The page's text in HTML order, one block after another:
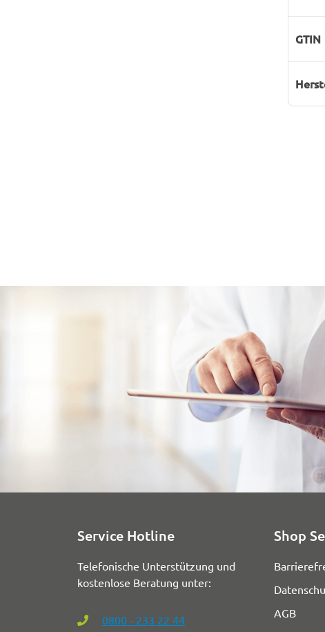
GTIN
Service Hotline
Telefonische Unterstützung und
kostenlose Beratung unter:
0800 - 233 22 44
Shop
AGB